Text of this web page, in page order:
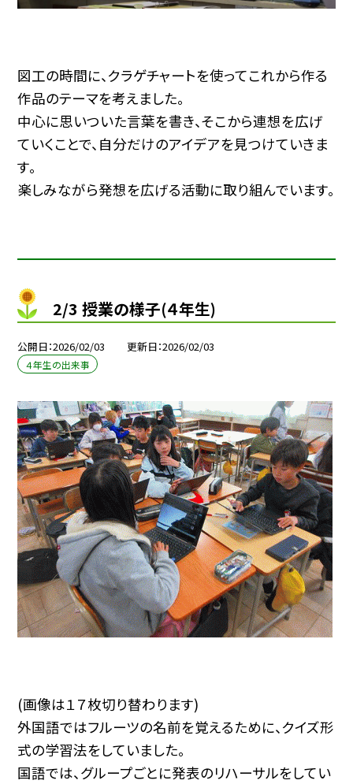
図工の時間に、クラゲチャートを使ってこれから作る
作品のテーマを考えました。
中心に思いついた言葉を書き、そこから連想を広げ
ていくことで、自分だけのアイデアを見つけていきま
す。
楽しみながら発想を広げる活動に取り組んでいます。
2/3 授業の様子(４年生)
公開日 2026/02/03 更新日 2026/02/03
４年生の出来事
(画像は１７枚切り替わります)
外国語ではフルーツの名前を覚えるために、クイズ形
式の学習法をしていました。
国語では、グループごとに発表のリハーサルをしてい